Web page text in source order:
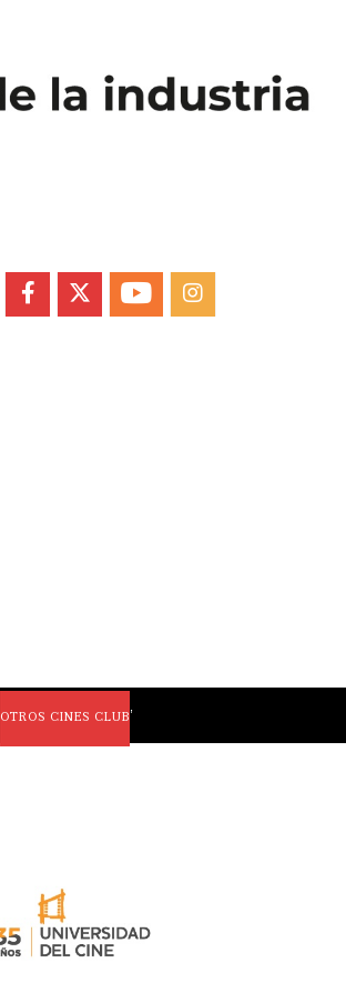
FACEBOOKYOUTUBEINSTAGRAM
OTROS CINES CLUB